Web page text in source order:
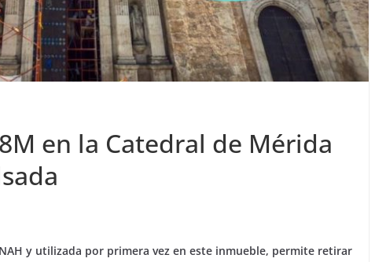
en la Catedral de Mérida
y utilizada por primera vez en este inmueble, permite retirar